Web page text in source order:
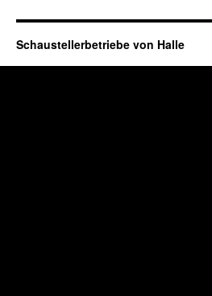
Schaustellerbetriebe von Halle